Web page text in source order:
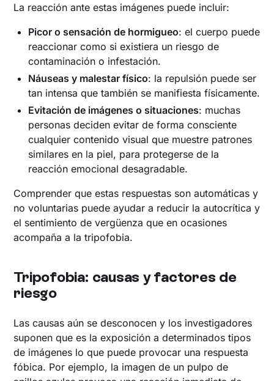
La reacción ante estas imágenes puede incluir:
Picor o sensación de hormigueo: el cuerpo puede
reaccionar como si existiera un riesgo de
contaminación o infestación.
Náuseas y malestar físico: la repulsión puede ser
tan intensa que también se manifiesta físicamente.
Evitación de imágenes o situaciones: muchas
personas deciden evitar de forma consciente
cualquier contenido visual que muestre patrones
similares en la piel, para protegerse de la
reacción emocional desagradable.
Comprender que estas respuestas son automáticas y
no voluntarias puede ayudar a reducir la autocrítica y
el sentimiento de vergüenza que en ocasiones
acompaña a la tripofobia.
Tripofobia: causas y factores de
riesgo
Las causas aún se desconocen y los investigadores
suponen que es la exposición a determinados tipos
de imágenes lo que puede provocar una respuesta
fóbica. Por ejemplo, la imagen de un pulpo de